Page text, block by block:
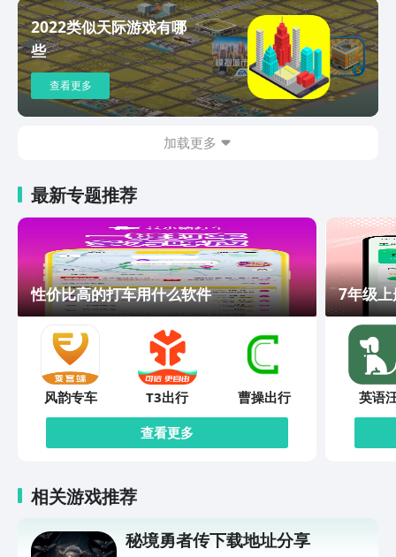
2022类似天际游戏有哪
些
查看更多
加载更多
最新专题推荐
性价比高的打车用什么软件
风韵专车 T3出行
曹操出行
查看更多
7年级
英语
相关游戏推荐
秘境勇者传下载地址分享